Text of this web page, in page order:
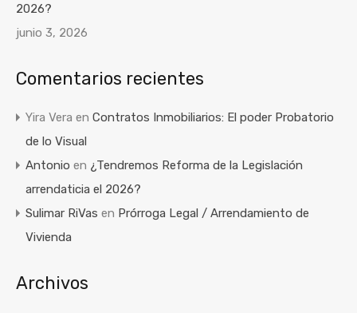
2026?
junio 3, 2026
Comentarios recientes
Yira Vera en Contratos Inmobiliarios: El poder Probatorio
de lo Visual
Antonio en ¿Tendremos Reforma de la Legislación
arrendaticia el 2026?
Sulimar RiVas en Prórroga Legal / Arrendamiento de
Vivienda
Archivos